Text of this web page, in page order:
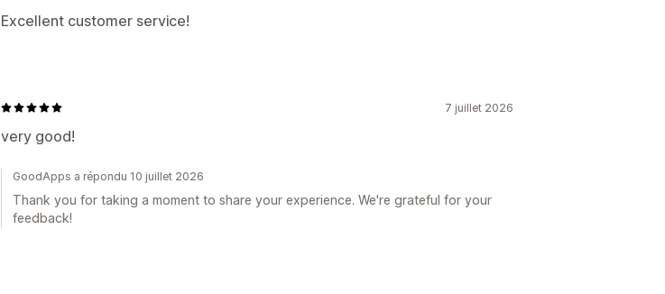
Excellent customer service!
7 juillet 2026
very good!
GoodApps a répondu 10 juillet 2026
Thank you for taking a moment to share your experience. We're grateful for your
feedback!